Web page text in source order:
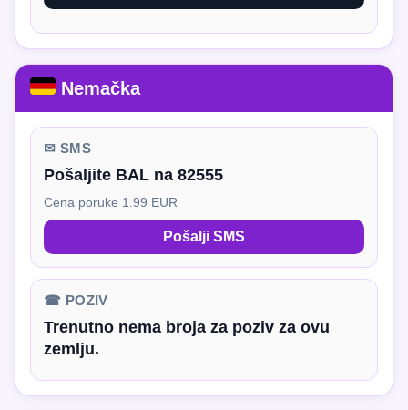
Nemačka
✉ SMS
Pošaljite BAL na 82555
Cena poruke 1.99 EUR
Pošalji SMS
☎ POZIV
Trenutno nema broja za poziv za ovu
zemlju.